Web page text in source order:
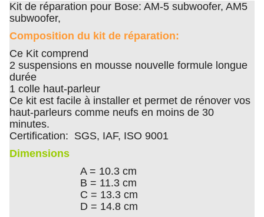
Kit de réparation pour Bose: AM-5 subwoofer, AM5
subwoofer,
Composition du kit de réparation:
Ce Kit comprend
2 suspensions en mousse nouvelle formule longue
durée
1 colle haut-parleur
Ce kit est facile à installer et permet de rénover vos
haut-parleurs comme neufs en moins de 30
minutes.
Certification: SGS, IAF, ISO 9001
Dimensions
A = 10.3 cm
B = 11.3 cm
C = 13.3 cm
D = 14.8 cm